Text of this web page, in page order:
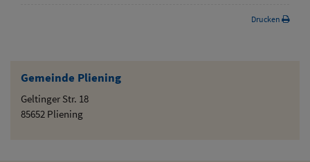
Gemeinde Pliening
Geltinger Str. 18
85652 Pliening
Drucken